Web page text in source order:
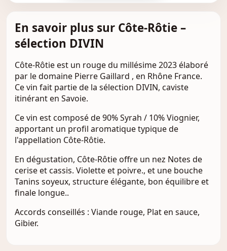
En savoir plus sur Côte-Rôtie –
sélection DIVIN
Côte-Rôtie est un rouge du millésime 2023 élaboré
par le domaine Pierre Gaillard , en Rhône France.
Ce vin fait partie de la sélection DIVIN, caviste
itinérant en Savoie.
Ce vin est composé de 90% Syrah / 10% Viognier,
apportant un profil aromatique typique de
l'appellation Côte-Rôtie.
En dégustation, Côte-Rôtie offre un nez Notes de
cerise et cassis. Violette et poivre., et une bouche
Tanins soyeux, structure élégante, bon équilibre et
finale longue..
Accords conseillés : Viande rouge, Plat en sauce,
Gibier.